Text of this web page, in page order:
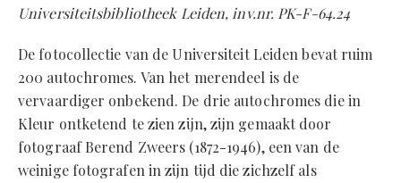
Universiteitsbibliotheek Leiden, inv.nr. PK-F-64.24
De fotocollectie van de Universiteit Leiden bevat ruim
200 autochromes. Van het merendeel is de
vervaardiger onbekend. De drie autochromes die in
Kleur ontketend te zien zijn, zijn gemaakt door
fotograaf Berend Zweers (1872-1946), een van de
weinige fotografen in zijn tijd die zichzelf als